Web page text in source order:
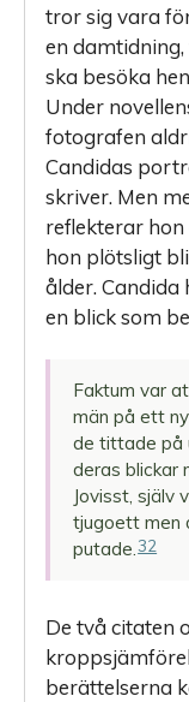
tror sig vara
en
ska besöka
Under
fotografen
Candidas
skriver. Men
reflekterar hon
hon plötsligt
ålder.
en blick som
Faktum var
män på ett
de tittade på
deras blickar
Jovisst, själv
tjugoett men
putade.32
De två citaten
berättelserna